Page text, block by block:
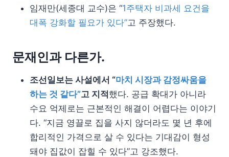
임재만(세종대 교수)은 “1주택자 비과세 요건을
대폭 강화할 필요가 있다”고 주장했다.
문재인과 다른가.
조선일보는 사설에서 “마치 시장과 감정싸움을
하는 것 같다”고 지적했다. 공급 확대가 아니라
수요 억제로는 근본적인 해결이 어렵다는 이야기
다. “지금 영끌로 집을 사지 않더라도 몇 년 후에
합리적인 가격으로 살 수 있다는 기대감이 형성
돼야 집값이 잡힐 수 있다”고 강조했다.